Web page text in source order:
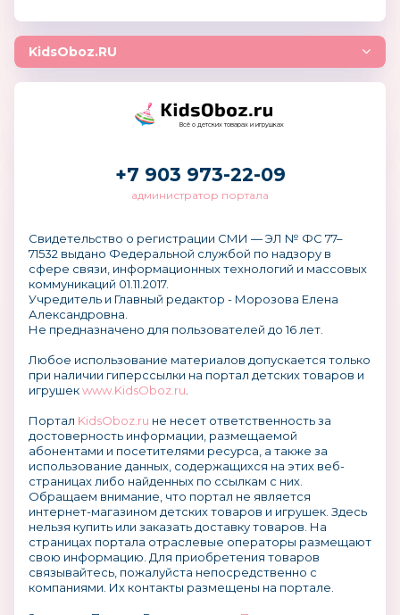
KidsOboz.RU
Всё о детских товарах и игрушках
+7 903 973-22-09
администратор портала
Свидетельство о регистрации СМИ — ЭЛ № ФС 77–
71532 выдано Федеральной службой по надзору в
сфере связи, информационных технологий и массовых
коммуникаций 01.11.2017.
Учредитель и Главный редактор - Морозова Елена
Александровна.
Не предназначено для пользователей до 16 лет.
Любое использование материалов допускается только
при наличии гиперссылки на портал детских товаров и
игрушекwww.KidsOboz.ru.
Портал KidsOboz.ru не несет ответственность за
достоверность информации, размещаемой
абонентами и посетителями ресурса, а также за
использование данных, содержащихся на этих веб-
страницах либо найденных по ссылкам с них.
Обращаем внимание, что портал не является
интернет-магазином детских товаров и игрушек. Здесь
нельзя купить или заказать доставку товаров. На
страницах портала отраслевые операторы размещают
свою информацию. Для приобретения товаров
связывайтесь, пожалуйста непосредственно с
компаниями. Их контакты размещены на портале.